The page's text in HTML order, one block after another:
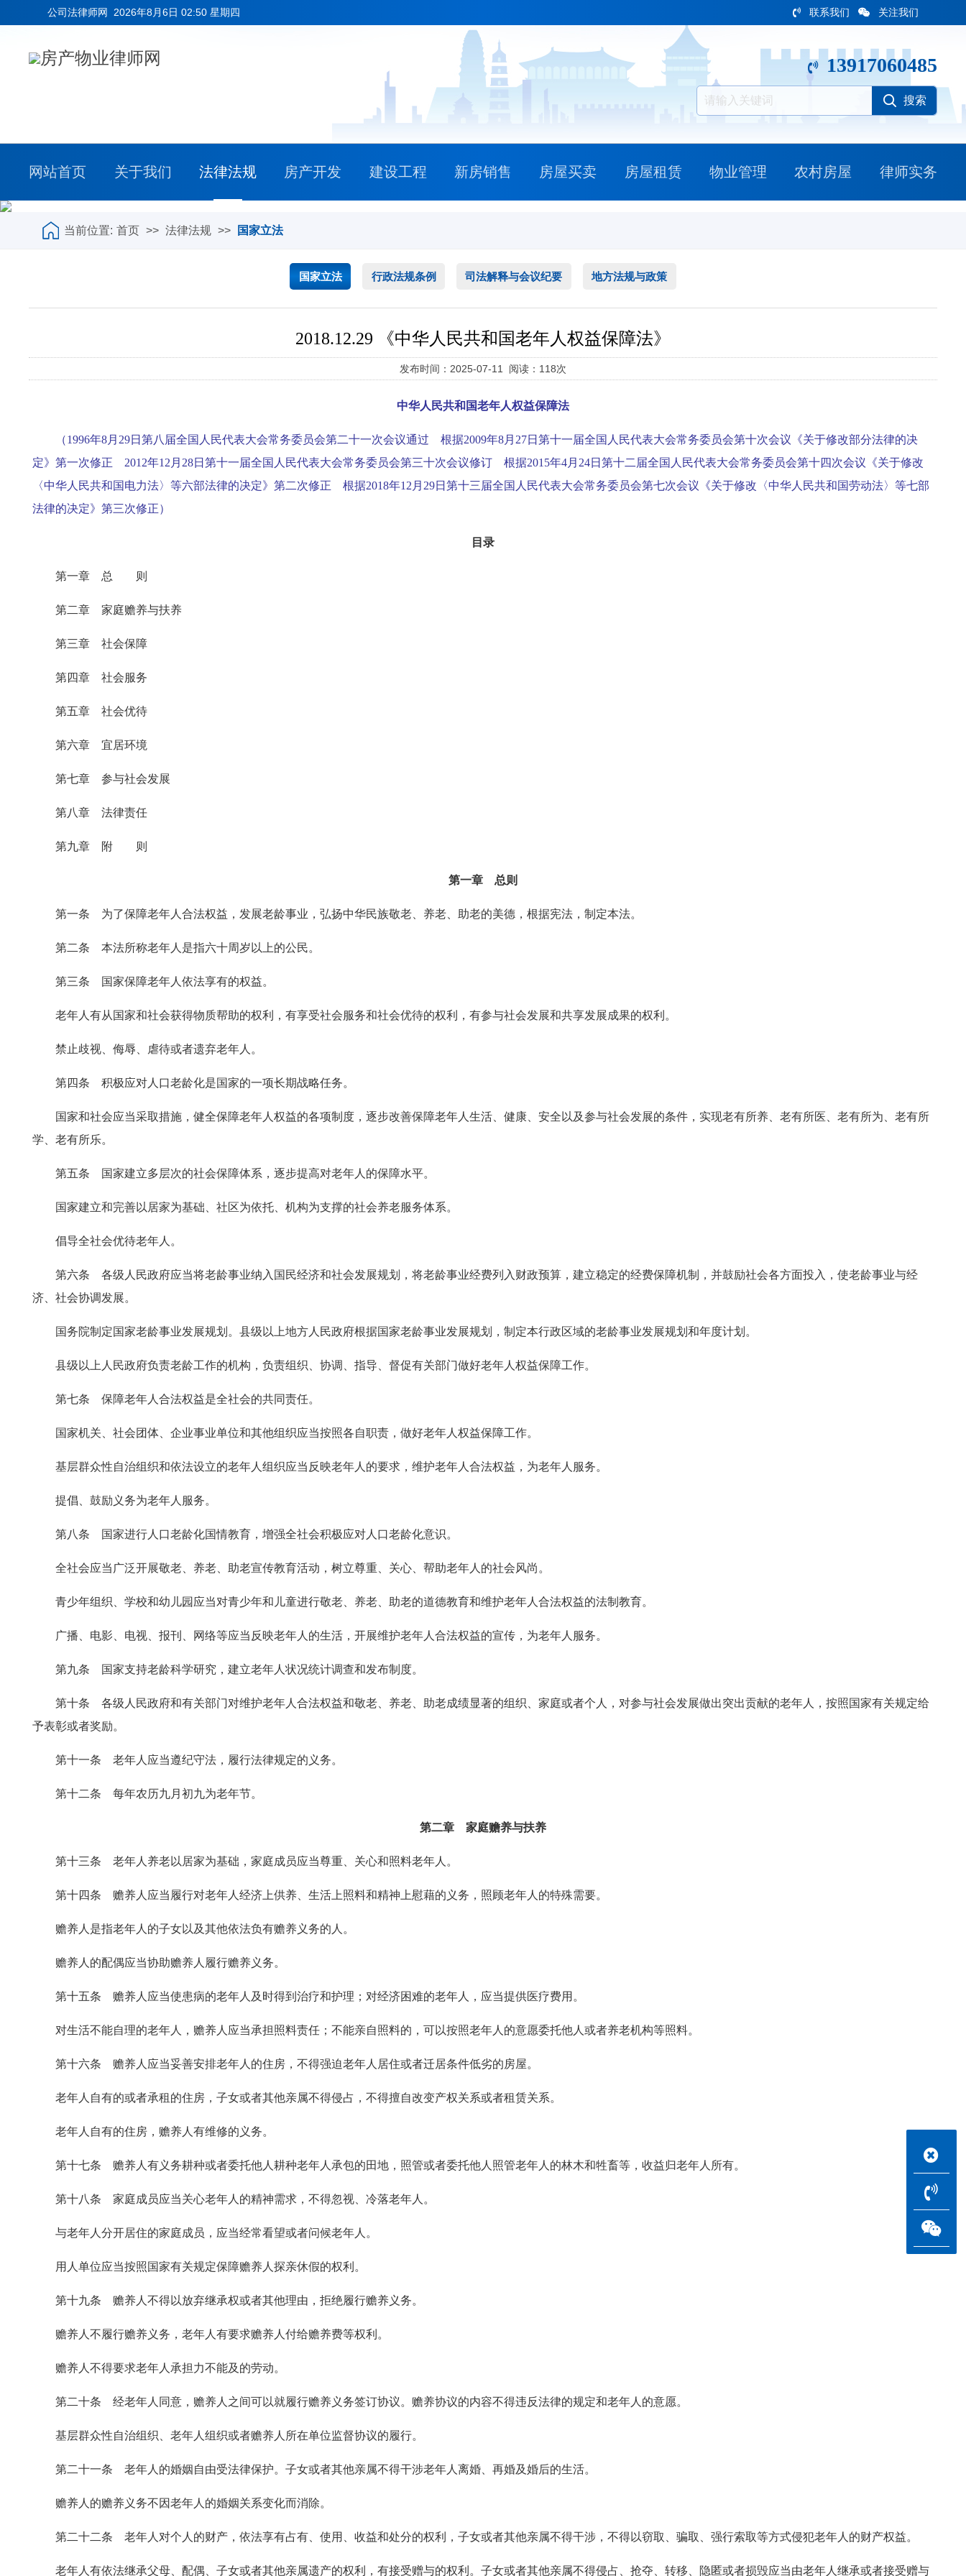
公司法律师网 2026年8月6日 02:50 星期四 联系我们 关注我们
13917060485
网站首页 关于我们 法律法规 房产开发 建设工程 新房销售 房屋买卖 房屋租赁 物业管理 农村房屋 律师实务
当前位置: 首页 >> 法律法规 >> 国家立法
国家立法 行政法规条例 司法解释与会议纪要 地方法规与政策
2018.12.29 《中华人民共和国老年人权益保障法》
发布时间：2025-07-11 阅读：118次
中华人民共和国老年人权益保障法
（1996年8月29日第八届全国人民代表大会常务委员会第二十一次会议通过 根据2009年8月27日第十一届全国人民代表大会常务委员会第十次会议《关于修改部分法律的决
定》第一次修正 2012年12月28日第十一届全国人民代表大会常务委员会第三十次会议修订 根据2015年4月24日第十二届全国人民代表大会常务委员会第十四次会议《关于修改
〈中华人民共和国电力法〉等六部法律的决定》第二次修正 根据2018年12月29日第十三届全国人民代表大会常务委员会第七次会议《关于修改〈中华人民共和国劳动法〉等七部
法律的决定》第三次修正）
目录
第一章 总 则
第二章 家庭赡养与扶养
第三章 社会保障
第四章 社会服务
第五章 社会优待
第六章 宜居环境
第七章 参与社会发展
第八章 法律责任
第九章 附 则
第一章 总则
第一条 为了保障老年人合法权益，发展老龄事业，弘扬中华民族敬老、养老、助老的美德，根据宪法，制定本法。
第二条 本法所称老年人是指六十周岁以上的公民。
第三条 国家保障老年人依法享有的权益。
老年人有从国家和社会获得物质帮助的权利，有享受社会服务和社会优待的权利，有参与社会发展和共享发展成果的权利。
禁止歧视、侮辱、虐待或者遗弃老年人。
第四条 积极应对人口老龄化是国家的一项长期战略任务。
国家和社会应当采取措施，健全保障老年人权益的各项制度，逐步改善保障老年人生活、健康、安全以及参与社会发展的条件，实现老有所养、老有所医、老有所为、老有所
学、老有所乐。
第五条 国家建立多层次的社会保障体系，逐步提高对老年人的保障水平。
国家建立和完善以居家为基础、社区为依托、机构为支撑的社会养老服务体系。
倡导全社会优待老年人。
第六条 各级人民政府应当将老龄事业纳入国民经济和社会发展规划，将老龄事业经费列入财政预算，建立稳定的经费保障机制，并鼓励社会各方面投入，使老龄事业与经
济、社会协调发展。
国务院制定国家老龄事业发展规划。县级以上地方人民政府根据国家老龄事业发展规划，制定本行政区域的老龄事业发展规划和年度计划。
县级以上人民政府负责老龄工作的机构，负责组织、协调、指导、督促有关部门做好老年人权益保障工作。
第七条 保障老年人合法权益是全社会的共同责任。
国家机关、社会团体、企业事业单位和其他组织应当按照各自职责，做好老年人权益保障工作。
基层群众性自治组织和依法设立的老年人组织应当反映老年人的要求，维护老年人合法权益，为老年人服务。
提倡、鼓励义务为老年人服务。
第八条 国家进行人口老龄化国情教育，增强全社会积极应对人口老龄化意识。
全社会应当广泛开展敬老、养老、助老宣传教育活动，树立尊重、关心、帮助老年人的社会风尚。
青少年组织、学校和幼儿园应当对青少年和儿童进行敬老、养老、助老的道德教育和维护老年人合法权益的法制教育。
广播、电影、电视、报刊、网络等应当反映老年人的生活，开展维护老年人合法权益的宣传，为老年人服务。
第九条 国家支持老龄科学研究，建立老年人状况统计调查和发布制度。
第十条 各级人民政府和有关部门对维护老年人合法权益和敬老、养老、助老成绩显著的组织、家庭或者个人，对参与社会发展做出突出贡献的老年人，按照国家有关规定给
予表彰或者奖励。
第十一条 老年人应当遵纪守法，履行法律规定的义务。
第十二条 每年农历九月初九为老年节。
第二章 家庭赡养与扶养
第十三条 老年人养老以居家为基础，家庭成员应当尊重、关心和照料老年人。
第十四条 赡养人应当履行对老年人经济上供养、生活上照料和精神上慰藉的义务，照顾老年人的特殊需要。
赡养人是指老年人的子女以及其他依法负有赡养义务的人。
赡养人的配偶应当协助赡养人履行赡养义务。
第十五条 赡养人应当使患病的老年人及时得到治疗和护理；对经济困难的老年人，应当提供医疗费用。
对生活不能自理的老年人，赡养人应当承担照料责任；不能亲自照料的，可以按照老年人的意愿委托他人或者养老机构等照料。
第十六条 赡养人应当妥善安排老年人的住房，不得强迫老年人居住或者迁居条件低劣的房屋。
老年人自有的或者承租的住房，子女或者其他亲属不得侵占，不得擅自改变产权关系或者租赁关系。
老年人自有的住房，赡养人有维修的义务。
第十七条 赡养人有义务耕种或者委托他人耕种老年人承包的田地，照管或者委托他人照管老年人的林木和牲畜等，收益归老年人所有。
第十八条 家庭成员应当关心老年人的精神需求，不得忽视、冷落老年人。
与老年人分开居住的家庭成员，应当经常看望或者问候老年人。
用人单位应当按照国家有关规定保障赡养人探亲休假的权利。
第十九条 赡养人不得以放弃继承权或者其他理由，拒绝履行赡养义务。
赡养人不履行赡养义务，老年人有要求赡养人付给赡养费等权利。
赡养人不得要求老年人承担力不能及的劳动。
第二十条 经老年人同意，赡养人之间可以就履行赡养义务签订协议。赡养协议的内容不得违反法律的规定和老年人的意愿。
基层群众性自治组织、老年人组织或者赡养人所在单位监督协议的履行。
第二十一条 老年人的婚姻自由受法律保护。子女或者其他亲属不得干涉老年人离婚、再婚及婚后的生活。
赡养人的赡养义务不因老年人的婚姻关系变化而消除。
第二十二条 老年人对个人的财产，依法享有占有、使用、收益和处分的权利，子女或者其他亲属不得干涉，不得以窃取、骗取、强行索取等方式侵犯老年人的财产权益。
老年人有依法继承父母、配偶、子女或者其他亲属遗产的权利，有接受赠与的权利。子女或者其他亲属不得侵占、抢夺、转移、隐匿或者损毁应当由老年人继承或者接受赠与